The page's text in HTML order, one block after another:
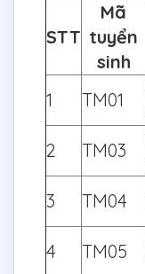
STT
Mã
tuyển
sinh
1 TM01
2
TM03
3
TM04
4 TM05